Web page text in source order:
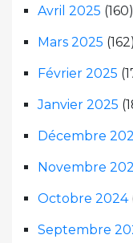
Avril 2025 (160)
Mars 2025 (162)
Février 2025
Janvier 2025
Décembre
Novembre
Octobre 2024
Septembre